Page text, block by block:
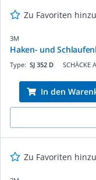
Zu Favoriten
3M
Haken- und
SCHÄCKE
Type: SJ 352 D
In den
Zu Favoriten